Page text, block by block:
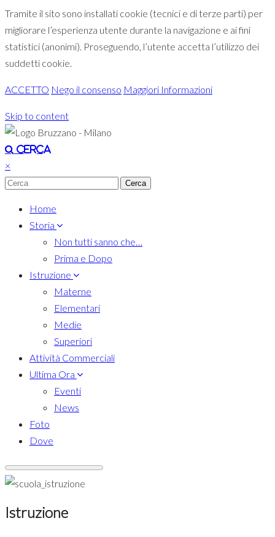
Tramite il sito sono installati cookie (tecnici e di terze parti) per
migliorare l’esperienza utente durante la navigazione e ai fini
statistici (anonimi). Proseguendo, l’utente accetta l’utilizzo dei
suddetti cookie.
ACCETTO Nego il consenso Maggiori Informazioni
Skip to content
Toggle navigation
Cerca
×
Home
Storia
Non tutti sanno che…
Prima e Dopo
Istruzione
Materne
Elementari
Medie
Superiori
Attività Commerciali
Ultima Ora
Eventi
News
Foto
Dove
Istruzione